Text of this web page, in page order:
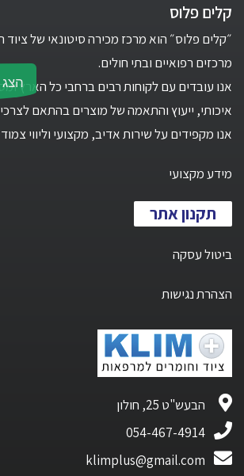
קלים פלוס
״קלים פלוס״ הוא מרכז מכירה סיטונאי של ציוד
מרכזים רפואיים ובתי חולים.
אנו עובדים עם לקוחות רבים ברחבי כל הארץ
איכותי, ייעוץ והתאמה של מוצרים בהתאם
אנו מקפידים על שירות אדיב, מקצועי וליווי
מידע מקצועי
תקנון אתר
ביטול עסקה
הצהרת נגישות
הבעש"ט 25, חולון
054-467-4914
klimplus@gmail.com